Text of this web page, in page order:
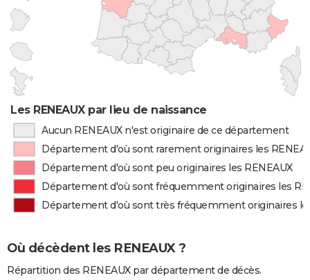
Les RENEAUX par lieu de naissance
Aucun RENEAUX n'est originaire de ce département
Département d'où sont rarement originaires les
Département d'où sont peu originaires les RENEAUX
Département d'où sont fréquemment originaires les
Département d'où sont très fréquemment originaires
Où décèdent les RENEAUX ?
Répartition des RENEAUX par département de décès.